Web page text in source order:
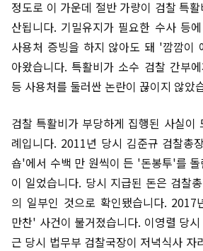
정도로 이 가운데 절반 가량이 검찰 특
산됩니다. 기밀유지가 필요한 수사 등
사용처 증빙을 하지 않아도 돼 '깜깜이
아왔습니다. 특활비가 소수 검찰 간부
등 사용처를 둘러싼 논란이 끊이지 않았
검찰 특활비가 부당하게 집행된 사실이
례입니다. 2011년 당시 김준규 검찰총
숍'에서 수백 만 원씩이 든 '돈봉투'를
이 일었습니다. 당시 지급된 돈은 검찰
의 일부인 것으로 확인됐습니다. 2017
만찬' 사건이 불거졌습니다. 이영렬 당
근 당시 법무부 검찰국장이 저녁식사 자